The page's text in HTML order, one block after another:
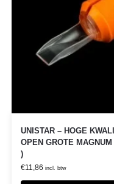
UNISTAR – HOGE
OPEN GROTE
)
€11,86 incl. btw